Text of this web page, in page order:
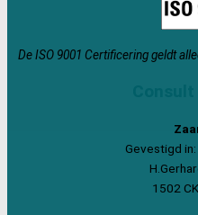
De ISO 9001 Certificering geldt
Gevestigd in:
1502